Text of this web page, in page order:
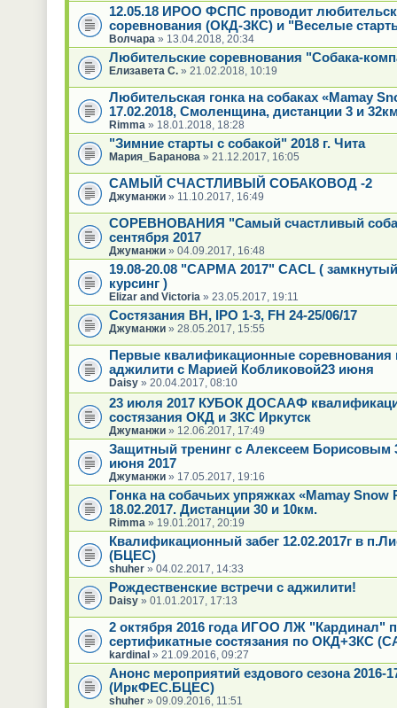
12.05.18 ИРОО ФСПС проводит
соревнования (ОКД-ЗКС) и "Веселые
Волчара » 13.04.2018, 20:34
Любительские соревнования "Собака-
Елизавета С.» 21.02.2018, 10:19
Любительская гонка на собаках «Mamay
17.02.2018, Смоленщина, дистанции 3 и
Rimma » 18.01.2018, 18:28
"Зимние старты с собакой" 2018 г. Чита
Мария_Баранова » 21.12.2017, 16:05
САМЫЙ СЧАСТЛИВЫЙ СОБАКОВОД -2
Джуманжи» 11.10.2017, 16:49
СОРЕВНОВАНИЯ "Самый счастливый
сентября 2017
Джуманжи» 04.09.2017, 16:48
19.08-20.08 "САРМА 2017" CACL ( замкнутый
курсинг )
Elizar and Victoria » 23.05.2017, 19:11
Состязания ВН, IPO 1-3, FH 24-25/06/17
Джуманжи» 28.05.2017, 15:55
Первые квалификационные соревнования
аджилити с Марией Кобликовой23 июня
Daisy» 20.04.2017, 08:10
23 июля 2017 КУБОК ДОСААФ
состязания ОКД и ЗКС Иркутск
Джуманжи» 12.06.2017, 17:49
Защитный тренинг с Алексеем Борисовым
июня 2017
Джуманжи» 17.05.2017, 19:16
Гонка на собачьих упряжках «Mamay Snow
18.02.2017. Дистанции 30 и 10км.
Rimma » 19.01.2017, 20:19
Квалификационный забег 12.02.2017г в
(БЦЕС)
shuher» 04.02.2017, 14:33
Рождественские встречи с аджилити!
Daisy» 01.01.2017, 17:13
2 октября 2016 года ИГОО ЛЖ "Кардинал"
сертификатные состязания по ОКД+ЗКС
kardinal» 21.09.2016, 09:27
Анонс мероприятий ездового сезона 2016-
(ИркФЕС.БЦЕС)
shuher» 09.09.2016, 11:51